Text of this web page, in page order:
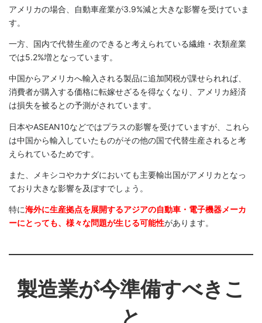
アメリカの場合、自動車産業が3.9%減と大きな影響を受けていま
す。
一方、国内で代替生産のできると考えられている繊維・衣類産業
では5.2%増となっています。
中国からアメリカへ輸入される製品に追加関税が課せられれば、
消費者が購入する価格に転嫁せざるを得なくなり、アメリカ経済
は損失を被るとの予測がされています。
日本やASEAN10などではプラスの影響を受けていますが、これら
は中国から輸入していたものがその他の国で代替生産されると考
えられているためです。
また、メキシコやカナダにおいても主要輸出国がアメリカとなっ
ており大きな影響を及ぼすでしょう。
特に海外に生産拠点を展開するアジアの自動車・電子機器メーカ
ーにとっても、様々な問題が生じる可能性があります。
製造業が今準備すべきこ
と